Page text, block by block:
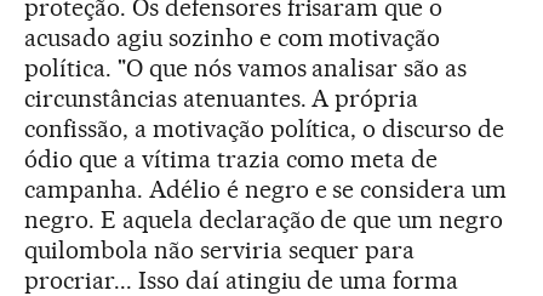
proteção. Os defensores frisaram que o
acusado agiu sozinho e com motivação
política. "O que nós vamos analisar são as
circunstâncias atenuantes. A própria
confissão, a motivação política, o discurso de
ódio que a vítima trazia como meta de
campanha. Adélio é negro e se considera um
negro. E aquela declaração de que um negro
quilombola não serviria sequer para
procriar... Isso daí atingiu de uma forma